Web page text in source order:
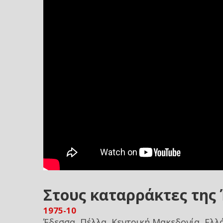
Στους καταρράκτες
1975-10